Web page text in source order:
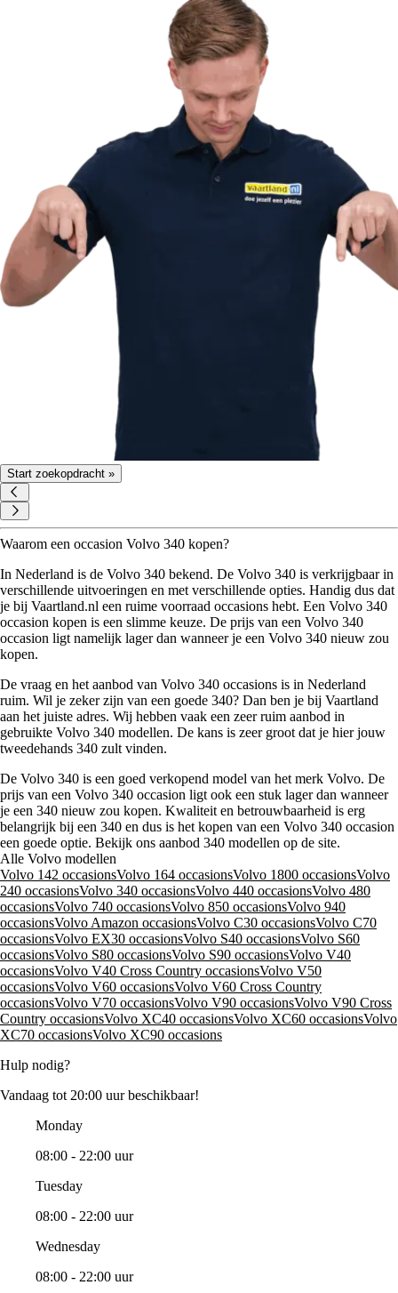
Start zoekopdracht »
Waarom een occasion Volvo 340 kopen?
In Nederland is de Volvo 340 bekend. De Volvo 340 is verkrijgbaar in
verschillende uitvoeringen en met verschillende opties. Handig dus dat
je bij Vaartland.nl een ruime voorraad occasions hebt. Een Volvo 340
occasion kopen is een slimme keuze. De prijs van een Volvo 340
occasion ligt namelijk lager dan wanneer je een Volvo 340 nieuw zou
kopen.
De vraag en het aanbod van Volvo 340 occasions is in Nederland
ruim. Wil je zeker zijn van een goede 340? Dan ben je bij Vaartland
aan het juiste adres. Wij hebben vaak een zeer ruim aanbod in
gebruikte Volvo 340 modellen. De kans is zeer groot dat je hier jouw
tweedehands 340 zult vinden.
De Volvo 340 is een goed verkopend model van het merk Volvo. De
prijs van een Volvo 340 occasion ligt ook een stuk lager dan wanneer
je een 340 nieuw zou kopen. Kwaliteit en betrouwbaarheid is erg
belangrijk bij een 340 en dus is het kopen van een Volvo 340 occasion
een goede optie. Bekijk ons aanbod 340 modellen op de site.
Alle Volvo modellen
Volvo 142 occasionsVolvo 164 occasionsVolvo 1800 occasionsVolvo
240 occasionsVolvo 340 occasionsVolvo 440 occasionsVolvo 480
occasionsVolvo 740 occasionsVolvo 850 occasionsVolvo 940
occasionsVolvo Amazon occasionsVolvo C30 occasionsVolvo C70
occasionsVolvo EX30 occasionsVolvo S40 occasionsVolvo S60
occasionsVolvo S80 occasionsVolvo S90 occasionsVolvo V40
occasionsVolvo V40 Cross Country occasionsVolvo V50
occasionsVolvo V60 occasionsVolvo V60 Cross Country
occasionsVolvo V70 occasionsVolvo V90 occasionsVolvo V90 Cross
Country occasionsVolvo XC40 occasionsVolvo XC60 occasionsVolvo
XC70 occasionsVolvo XC90 occasions
Hulp nodig?
Vandaag tot 20:00 uur beschikbaar!
Monday
08:00 - 22:00 uur
Tuesday
08:00 - 22:00 uur
Wednesday
08:00 - 22:00 uur